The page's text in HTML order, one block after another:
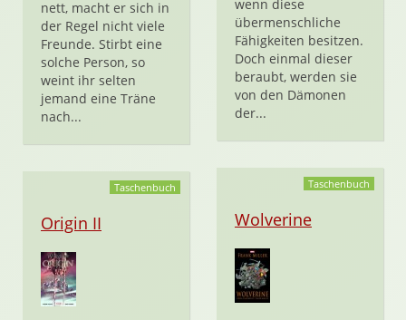
nett, macht er sich in
der Regel nicht viele
Freunde. Stirbt eine
solche Person, so
weint ihr selten
jemand eine Träne
nach...
wenn diese
übermenschliche
Fähigkeiten besitzen.
Doch einmal dieser
beraubt, werden sie
von den Dämonen
der...
Taschenbuch
Origin II
Taschenbuch
Wolverine